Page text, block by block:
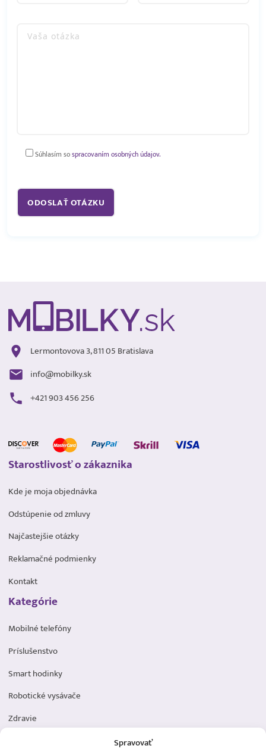
Spravovať
Súhlasím sospracovaním osobných údajov.
Lermontovova 3, 811 05 Bratislava
info@mobilky.sk
+421 903 456 256
Starostlivosť o zákaznika
Kde je moja objednávka
Odstúpenie od zmluvy
Najčastejšie otázky
Reklamačné podmienky
Kontakt
Kategórie
Mobilné telefóny
Príslušenstvo
Smart hodinky
Robotické vysávače
Zdravie